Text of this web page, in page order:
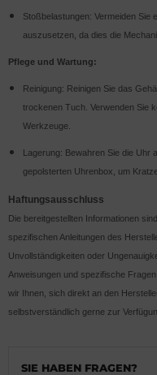
SIE HABEN FRAGEN?
Stoßbelastungen: Vermeiden Sie
auszusetzen, da dies die
Pflege und Wartung:
Reinigung: Reinigen Sie das
trockenen Tuch. Verwenden Sie
Werkzeuge.
Lagerung: Bewahren Sie die Uhr
gepolsterten Uhrenbox, um
Haftungsausschluss
Die bereitgestellten Informationen
spezifischen Anleitungen des
Unvollständigkeiten oder
Anweisungen und spezifische
wir Ihnen, sich direkt an den
selbstverständlich gerne zur